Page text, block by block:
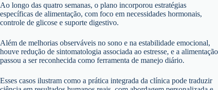
Ao longo das quatro semanas, o plano incorporou estratégias
específicas de alimentação, com foco em necessidades hormonais,
controle de glicose e suporte digestivo.
Além de melhorias observáveis no sono e na estabilidade emocional,
houve redução de sintomatologia associada ao estresse, e a alimentação
passou a ser reconhecida como ferramenta de manejo diário.
Esses casos ilustram como a prática integrada da clínica pode traduzir